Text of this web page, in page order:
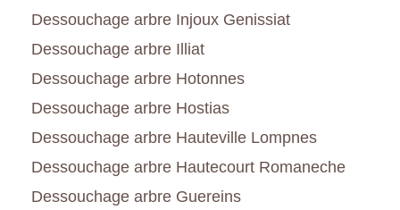
Dessouchage arbre Injoux Genissiat
Dessouchage arbre Illiat
Dessouchage arbre Hotonnes
Dessouchage arbre Hostias
Dessouchage arbre Hauteville Lompnes
Dessouchage arbre Hautecourt Romaneche
Dessouchage arbre Guereins